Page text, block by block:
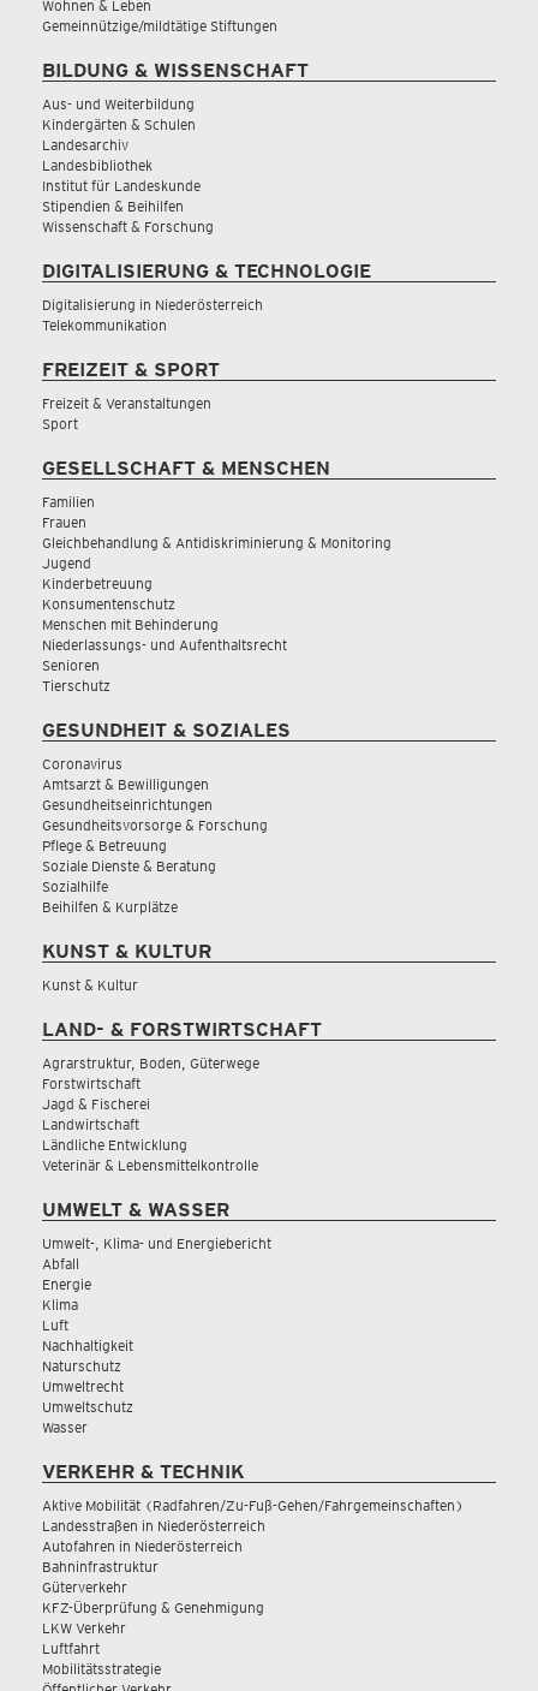
Wohnen & Leben
Gemeinnützige/mildtätige Stiftungen
BILDUNG & WISSENSCHAFT
Aus- und Weiterbildung
Kindergärten & Schulen
Landesarchiv
Landesbibliothek
Institut für Landeskunde
Stipendien & Beihilfen
Wissenschaft & Forschung
DIGITALISIERUNG & TECHNOLOGIE
Digitalisierung in Niederösterreich
Telekommunikation
FREIZEIT & SPORT
Freizeit & Veranstaltungen
Sport
GESELLSCHAFT & MENSCHEN
Familien
Frauen
Gleichbehandlung & Antidiskriminierung & Monitoring
Jugend
Kinderbetreuung
Konsumentenschutz
Menschen mit Behinderung
Niederlassungs- und Aufenthaltsrecht
Senioren
Tierschutz
GESUNDHEIT & SOZIALES
Coronavirus
Amtsarzt & Bewilligungen
Gesundheitseinrichtungen
Gesundheitsvorsorge & Forschung
Pflege & Betreuung
Soziale Dienste & Beratung
Sozialhilfe
Beihilfen & Kurplätze
KUNST & KULTUR
Kunst & Kultur
LAND- & FORSTWIRTSCHAFT
Agrarstruktur, Boden, Güterwege
Forstwirtschaft
Jagd & Fischerei
Landwirtschaft
Ländliche Entwicklung
Veterinär & Lebensmittelkontrolle
UMWELT & WASSER
Umwelt-, Klima- und Energiebericht
Abfall
Energie
Klima
Luft
Nachhaltigkeit
Naturschutz
Umweltrecht
Umweltschutz
Wasser
VERKEHR & TECHNIK
Aktive Mobilität (Radfahren/Zu-Fuß-Gehen/Fahrgemeinschaften)
Landesstraßen in Niederösterreich
Autofahren in Niederösterreich
Bahninfrastruktur
Güterverkehr
KFZ-Überprüfung & Genehmigung
LKW Verkehr
Luftfahrt
Mobilitätsstrategie